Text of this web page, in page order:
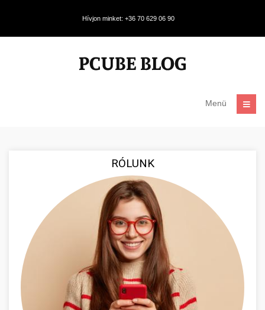
Hívjon minket: +36 70 629 06 90
Menü
RÓLUNK